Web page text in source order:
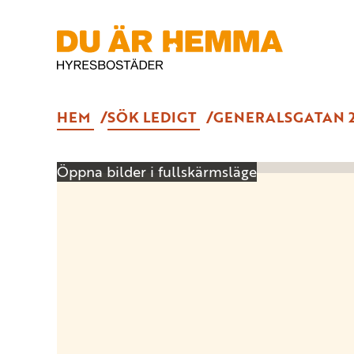
HEM SÖK LEDIGT GENERALSGATAN
Öppna bilder i fullskärmsläge